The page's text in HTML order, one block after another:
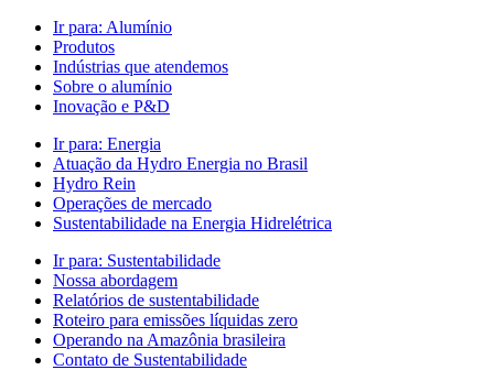
Ir para: Alumínio
Produtos
Indústrias que atendemos
Sobre o alumínio
Inovação e P&D
Ir para: Energia
Atuação da Hydro Energia no Brasil
Hydro Rein
Operações de mercado
Sustentabilidade na Energia Hidrelétrica
Ir para: Sustentabilidade
Nossa abordagem
Relatórios de sustentabilidade
Roteiro para emissões líquidas zero
Operando na Amazônia brasileira
Contato de Sustentabilidade